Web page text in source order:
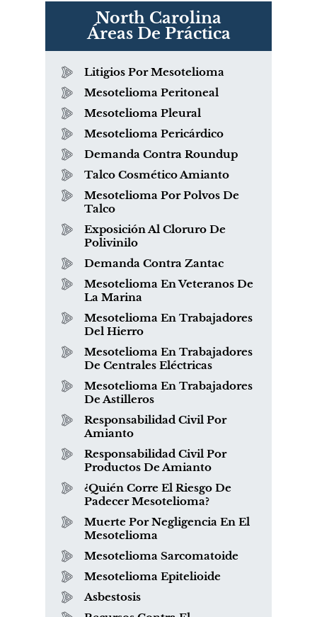
North Carolina
Áreas De Práctica
Litigios Por Mesotelioma
Mesotelioma Peritoneal
Mesotelioma Pleural
Mesotelioma Pericárdico
Demanda Contra Roundup
Talco Cosmético Amianto
Mesotelioma Por Polvos De
Talco
Exposición Al Cloruro De
Polivinilo
Demanda Contra Zantac
Mesotelioma En Veteranos De
La Marina
Mesotelioma En Trabajadores
Del Hierro
Mesotelioma En Trabajadores
De Centrales Eléctricas
Mesotelioma En Trabajadores
De Astilleros
Responsabilidad Civil Por
Amianto
Responsabilidad Civil Por
Productos De Amianto
¿Quién Corre El Riesgo De
Padecer Mesotelioma?
Muerte Por Negligencia En El
Mesotelioma
Mesotelioma Sarcomatoide
Mesotelioma Epitelioide
Asbestosis